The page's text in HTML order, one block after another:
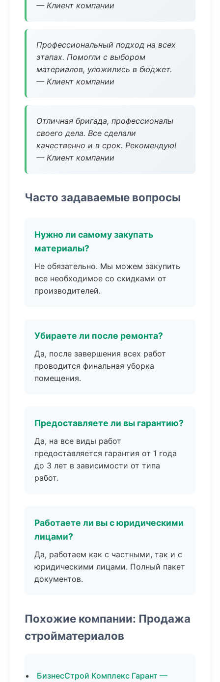
— Клиент компании
Профессиональный подход на всех
этапах. Помогли с выбором
материалов, уложились в бюджет.
— Клиент компании
Отличная бригада, профессионалы
своего дела. Все сделали
качественно и в срок. Рекомендую!
— Клиент компании
Часто задаваемые вопросы
Нужно ли самому закупать
материалы?
Не обязательно. Мы можем закупить
все необходимое со скидками от
производителей.
Убираете ли после ремонта?
Да, после завершения всех работ
проводится финальная уборка
помещения.
Предоставляете ли вы гарантию?
Да, на все виды работ
предоставляется гарантия от 1 года
до 3 лет в зависимости от типа
работ.
Работаете ли вы с юридическими
лицами?
Да, работаем как с частными, так и с
юридическими лицами. Полный пакет
документов.
Похожие компании: Продажа
стройматериалов
БизнесСтрой Комплекс Гарант —